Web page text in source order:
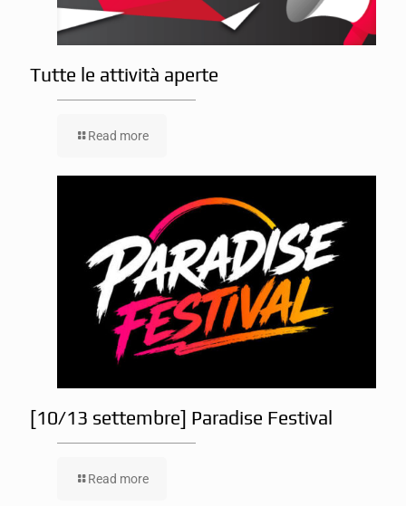
Tutte le attività aperte
Read more
[10/13 settembre] Paradise Festival
Read more